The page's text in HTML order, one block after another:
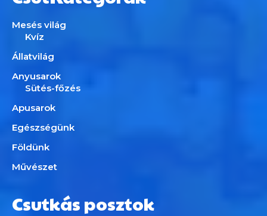
Mesés világ
Kvíz
Állatvilág
Anyusarok
Sütés-főzés
Apusarok
Egészségünk
Földünk
Művészet
Csutkás posztok